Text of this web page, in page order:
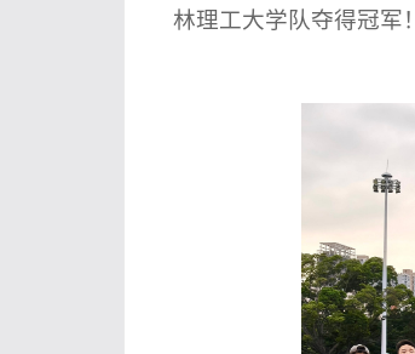
林理工大学队夺得冠军！